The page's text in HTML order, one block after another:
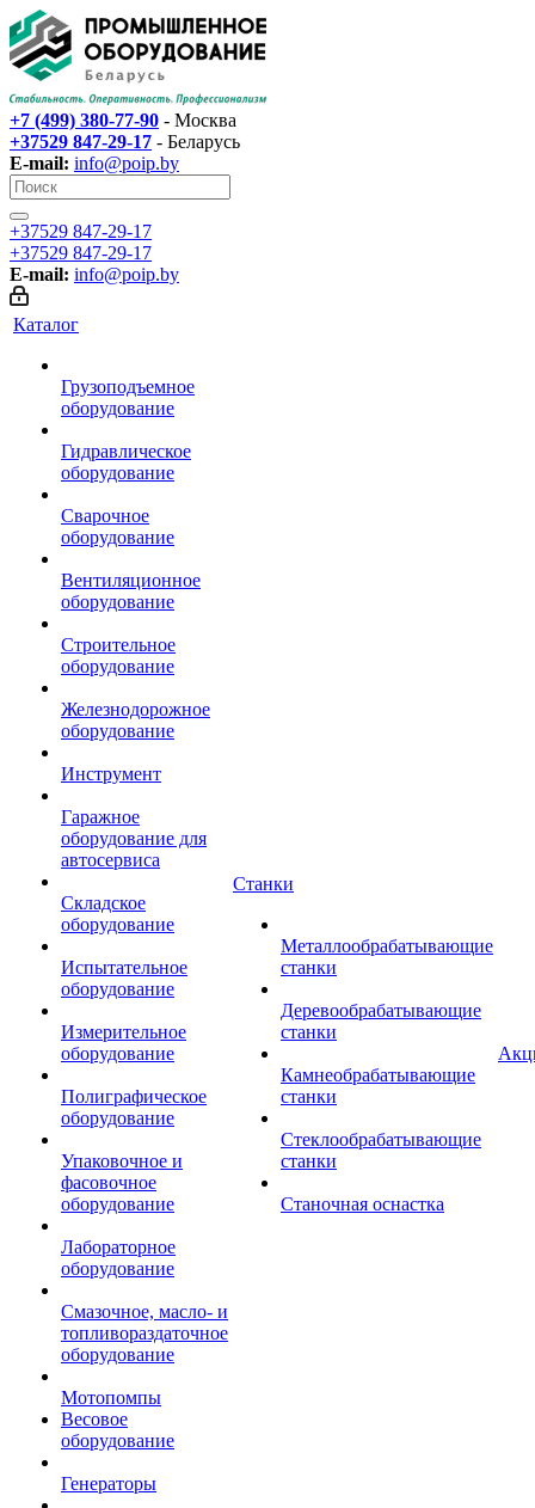
+7 (499) 380-77-90 - Москва
+37529 847-29-17‬ - Беларусь
E-mail: info@poip.by
+37529 847-29-17‬
+37529 847-29-17‬
E-mail: info@poip.by
Каталог
Грузоподъемное
оборудование
Гидравлическое
оборудование
Сварочное
оборудование
Вентиляционное
оборудование
Строительное
оборудование
Железнодорожное
оборудование
Инструмент
Гаражное
оборудование для
автосервиса
Складское
оборудование
Испытательное
оборудование
Измерительное
оборудование
Полиграфическое
оборудование
Упаковочное и
фасовочное
оборудование
Лабораторное
оборудование
Смазочное, масло- и
топливораздаточное
оборудование
Мотопомпы
Весовое
оборудование
Генераторы
Станки
Металлообрабатывающие
станки
Деревообрабатывающие
станки
Камнеобрабатывающие
станки
Стеклообрабатывающие
станки
Станочная оснастка